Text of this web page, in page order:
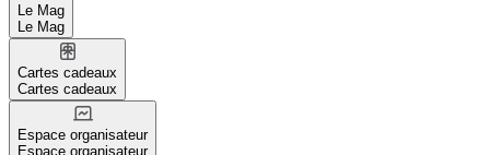
Le Mag
Le Mag
Cartes cadeaux
Cartes cadeaux
Espace organisateur
Espace organisateur